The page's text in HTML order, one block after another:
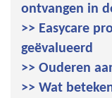
ontvangen in
>> Easycare
geëvalueerd
>> Ouderen
>> Wat